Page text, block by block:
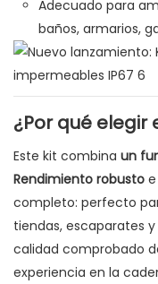
Adecuado para
baños, armarios,
¿Por qué elegir
Este kit combina un
Rendimiento robusto e
completo: perfecto
tiendas, escaparates
calidad comprobado
experiencia en la